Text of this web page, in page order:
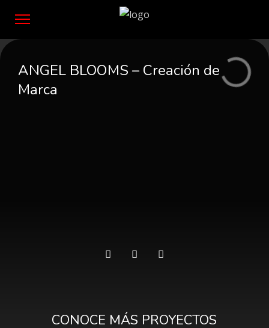
ANGEL BLOOMS – Creación de
Marca
CONOCE MÁS PROYECTOS